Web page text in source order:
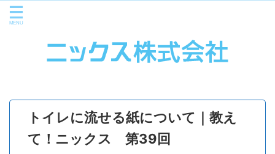
トイレに流せる紙について｜教え
て！ニックス 第39回